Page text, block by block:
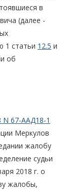
в
(далее -
1 статьи 12.5 и
об
N 67-ААД18-1
Меркулов
жалобу
судьи
2018 г. о
жалобы,